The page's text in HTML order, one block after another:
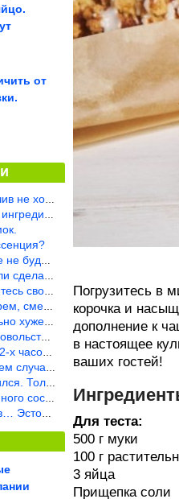
от
воду. Трубы в
пирожок!!!
в раска
Нет, с
сгущенки со с
в морозилке
на эту ягоду
и подробн
парено-варен
бы молок
Погрузитесь в
корочка и
дополнение к
в настоящее
ваших гостей!
Для теста:
500 г муки
100 г
3 яйца
Прищепка соли